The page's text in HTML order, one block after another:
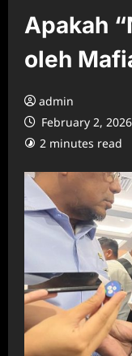
Apakah
oleh
admin
February 2, 2026
2 minutes read